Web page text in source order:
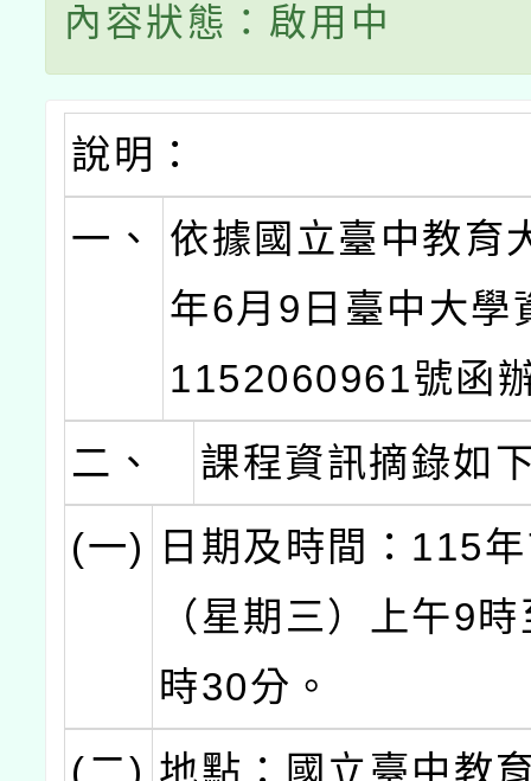
內容狀態：啟用中
說明：
一、
依據國立臺中教育
年6月9日臺中大學
1152060961號函
二、
課程資訊摘錄如
(一)
日期及時間：115
（星期三）上午9
時30分。
(二) 地點：國立臺中教